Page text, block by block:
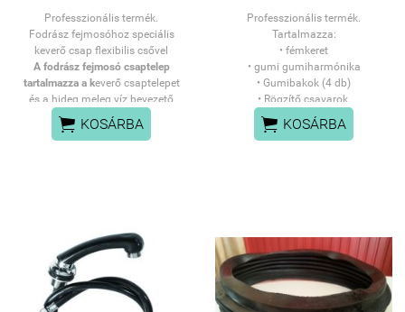
Professzionális termék.
Fodrász fejmosóhoz speciális
keverő csap flexibilis csővel
A fodrász fejmosó csaptelep
tartalmazza a keverő csaptelepet
és a hideg meleg víz bevezető
tömlőket.
SZEMÉLYES ÁTVÉTEL:
 KOSÁRBA
Professzionális termék.
Tartalmazza:
• fémkeret
• gumi gumiharmónika
• Gumibakok (4 db)
• Rögzítő csavarok
21 cm átmérő lsd kép
ha ettől kisebb pl. 18 cm, akkor
 KOSÁRBA